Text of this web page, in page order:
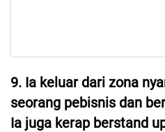
9. Ia keluar dari zona
seorang pebisnis dan
Ia juga kerap berstand